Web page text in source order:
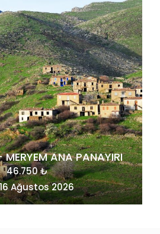
KUZEY DOĞU KARADENİZ
49.275 ₺
- 23 Ağustos 2026